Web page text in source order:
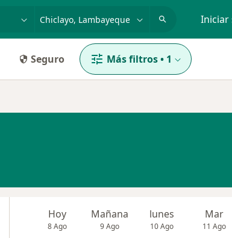
Iniciar
Seguro Más filtros• 1
Hoy
8 Ago
Mañana
9 Ago
lunes
10 Ago
Mar
11 Ago